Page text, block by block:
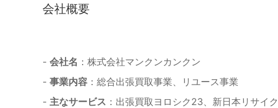
会社概要
- 会社名 ：株式会社マンクンカンクン
- 事業内容 ：総合出張買取事業、リユース事業
- 主なサービス ：出張買取ヨロシク23、新日本リサイ